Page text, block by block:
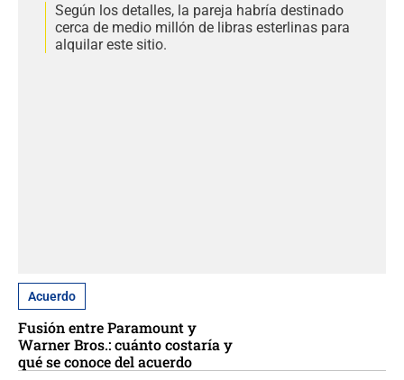
Según los detalles, la pareja habría destinado
cerca de medio millón de libras esterlinas para
alquilar este sitio.
Acuerdo
Fusión entre Paramount y
Warner Bros.: cuánto costaría y
qué se conoce del acuerdo